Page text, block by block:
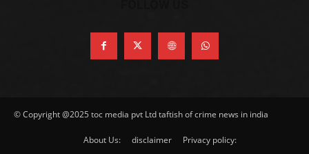
© Copyright @2025 toc media pvt Ltd taftish of crime news in india
About Us: disclaimer Privacy policy: